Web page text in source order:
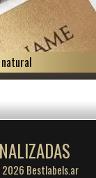
Bestlabels.ar